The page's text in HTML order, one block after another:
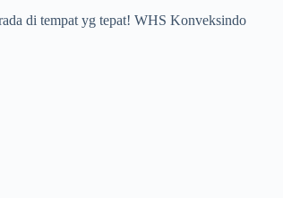
di tempat yg tepat! WHS Konveksindo